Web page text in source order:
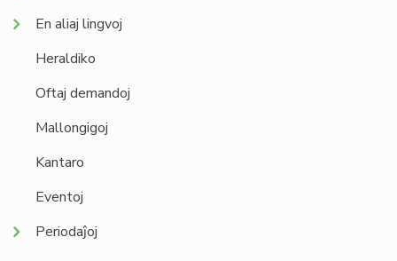
En aliaj lingvoj
Heraldiko
Oftaj demandoj
Mallongigoj
Kantaro
Eventoj
Periodaĵoj